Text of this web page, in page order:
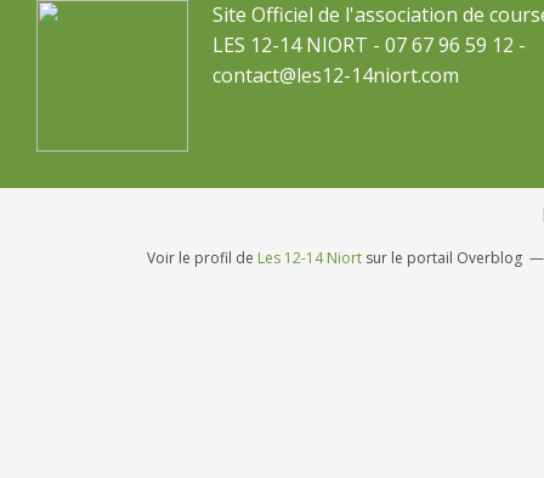
Site Officiel de l'association de
LES 12-14 NIORT - 07 67 96 59 12 -
contact@les12-14niort.com
Voir le profil de Les 12-14 Niort sur le portail Overblog